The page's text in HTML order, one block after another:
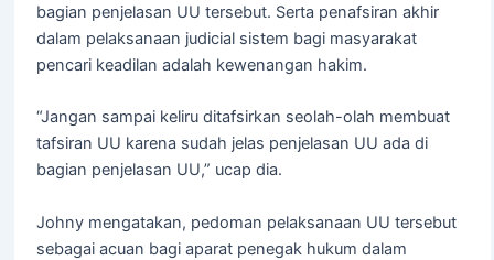
bagian penjelasan UU tersebut. Serta penafsiran akhir
dalam pelaksanaan judicial sistem bagi masyarakat
pencari keadilan adalah kewenangan hakim.
“Jangan sampai keliru ditafsirkan seolah-olah membuat
tafsiran UU karena sudah jelas penjelasan UU ada di
bagian penjelasan UU,” ucap dia.
Johny mengatakan, pedoman pelaksanaan UU tersebut
sebagai acuan bagi aparat penegak hukum dalam